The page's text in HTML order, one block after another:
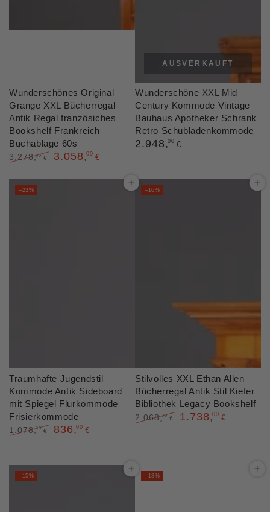
Wunderschönes Original
Grange XXL Bücherregal
Antik Regal französiches
Bookshelf Frankreich
Buchablage 60s
Preis
3.278,00 € 3.058,00 €
Wunderschöne XXL Mid
Century Kommode Vintage
Bauhaus Apotheker Schrank
Retro Schubladenkommode
Regulärer
2.948,00 €
AUSVERKAUFT
Traumhafte Jugendstil
Kommode Antik Sideboard
mit Spiegel Flurkommode
Frisierkommode
1.078,00 € 836,00 €
–23%
Stilvolles XXL Ethan Allen
Bücherregal Antik Stil Kiefer
Bibliothek Legacy Bookshelf
2.068,00 € 1.738,00 €
–16%
–15% –13%